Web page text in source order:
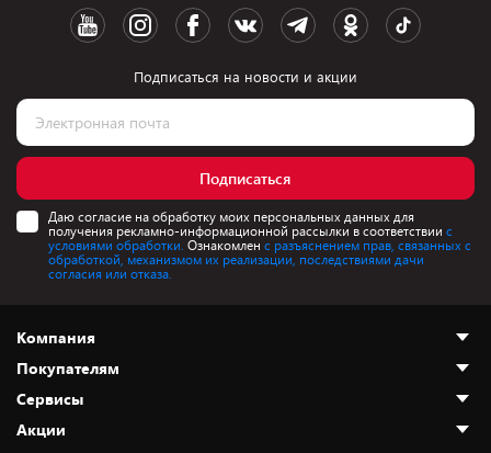
Подписаться на новости и акции
Подписаться
Даю согласие на обработку моих персональных данных для
получения рекламно-информационной рассылки в соответствии с
условиями обработки. Ознакомлен с разъяснением прав, связанных с
обработкой, механизмом их реализации, последствиями дачи
согласия или отказа.
Компания
О нас
Адреса магазинов
Новости
Покупателям
Как сделать заказ
Оплата и доставка
Сервисы
Акции